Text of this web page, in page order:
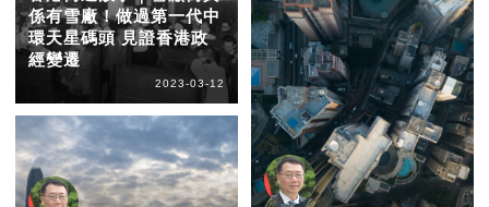
係有雪廠！做過第一代中
環天星碼頭 見證香港政
經變遷
2023-03-12